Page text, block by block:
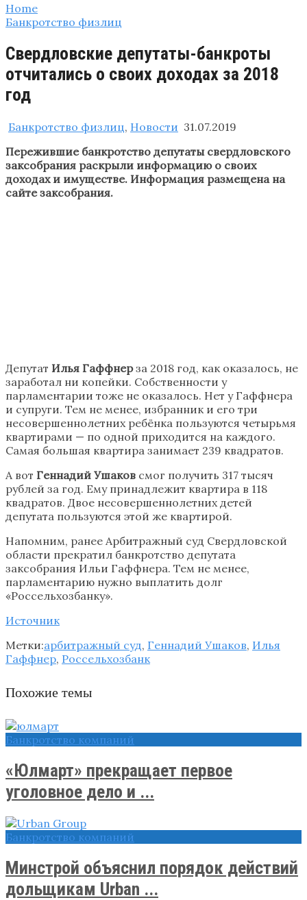
Home
Банкротство физлиц
Свердловские депутаты-банкроты
отчитались о своих доходах за 2018
год
Банкротство физлиц, Новости 31.07.2019
Пережившие банкротство депутаты свердловского
заксобрания раскрыли информацию о своих
доходах и имуществе. Информация размещена на
сайте заксобрания.
Депутат Илья Гаффнерза 2018 год, как оказалось, не
заработал ни копейки. Собственности у
парламентарии тоже не оказалось. Нет у Гаффнера
и супруги. Тем не менее, избранник и его три
несовершеннолетних ребёнка пользуются четырьмя
квартирами — по одной приходится на каждого.
Самая большая квартира занимает 239 квадратов.
А вот Геннадий Ушаков смог получить 317 тысяч
рублей за год. Ему принадлежит квартира в 118
квадратов. Двое несовершеннолетних детей
депутата пользуются этой же квартирой.
Напомним, ранее Арбитражный суд Свердловской
области прекратил банкротство депутата
заксобрания Ильи Гаффнера. Тем не менее,
парламентарию нужно выплатить долг
«Россельхозбанку».
Источник
Метки:арбитражный суд, Геннадий Ушаков, Илья
Гаффнер, Россельхозбанк
Похожие темы
Банкротство компаний
«Юлмарт» прекращает первое
уголовное дело и ...
Банкротство компаний
Минстрой объяснил порядок действий
дольщикам Urban ...